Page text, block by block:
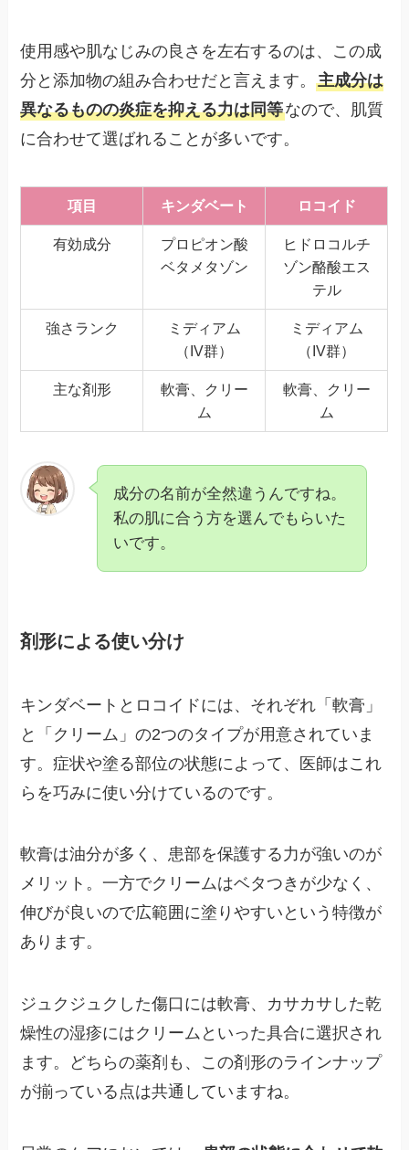
使用感や肌なじみの良さを左右するのは、この成
分と添加物の組み合わせだと言えます。主成分は
異なるものの炎症を抑える力は同等なので、肌質
に合わせて選ばれることが多いです。
項目 キンダベート ロコイド
有効成分
プロピオン酸
ベタメタゾン
ヒドロコルチ
ゾン酪酸エス
テル
強さランク
ミディアム
（IV群）
ミディアム
（IV群）
主な剤形
軟膏、クリー
ム
軟膏、クリー
ム
成分の名前が全然違うんですね。
私の肌に合う方を選んでもらいた
いです。
剤形による使い分け
キンダベートとロコイドには、それぞれ「軟膏」
と「クリーム」の2つのタイプが用意されていま
す。症状や塗る部位の状態によって、医師はこれ
らを巧みに使い分けているのです。
軟膏は油分が多く、患部を保護する力が強いのが
メリット。一方でクリームはベタつきが少なく、
伸びが良いので広範囲に塗りやすいという特徴が
あります。
ジュクジュクした傷口には軟膏、カサカサした乾
燥性の湿疹にはクリームといった具合に選択され
ます。どちらの薬剤も、この剤形のラインナップ
が揃っている点は共通していますね。